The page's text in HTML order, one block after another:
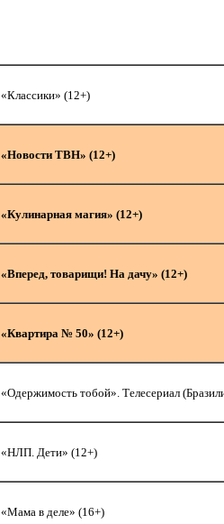
«Классики» (12+)
«Новости ТВН» (12+)
«Кулинарная магия» (12+)
«Вперед, товарищи! На дачу» (12+)
«Квартира № 50» (12+)
«Одержимость тобой». Телесериал
«НЛП. Дети» (12+)
«Мама в деле» (16+)